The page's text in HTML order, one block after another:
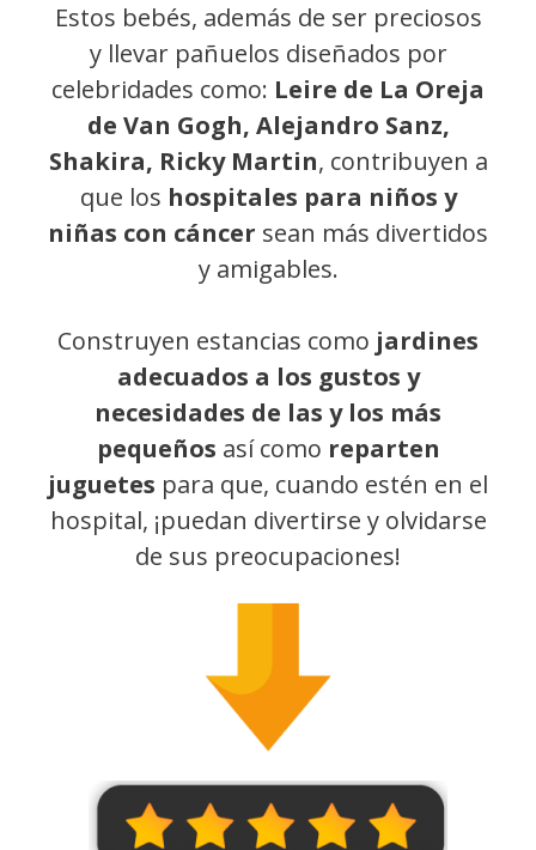
Estos bebés, además de ser preciosos
y llevar pañuelos diseñados por
celebridades como: Leire de La Oreja
de Van Gogh, Alejandro Sanz,
Shakira, Ricky Martin, contribuyen a
que los hospitales para niños y
niñas con cáncer sean más divertidos
y amigables.
Construyen estancias como jardines
adecuados a los gustos y
necesidades de las y los más
pequeños así como reparten
juguetes para que, cuando estén en el
hospital, ¡puedan divertirse y olvidarse
de sus preocupaciones!